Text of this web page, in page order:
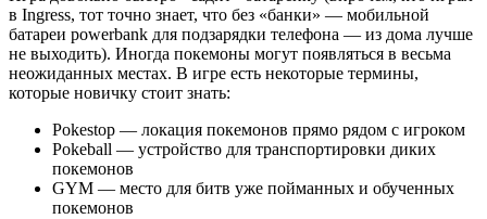
в Ingress, тот точно знает, что без «банки» — мобильной
батареи powerbank для подзарядки телефона — из дома лучше
не выходить). Иногда покемоны могут появляться в весьма
неожиданных местах. В игре есть некоторые термины,
которые новичку стоит знать:
Pokestop — локация покемонов прямо рядом с игроком
Pokeball — устройство для транспортировки диких
покемонов
GYM — место для битв уже пойманных и обученных
покемонов